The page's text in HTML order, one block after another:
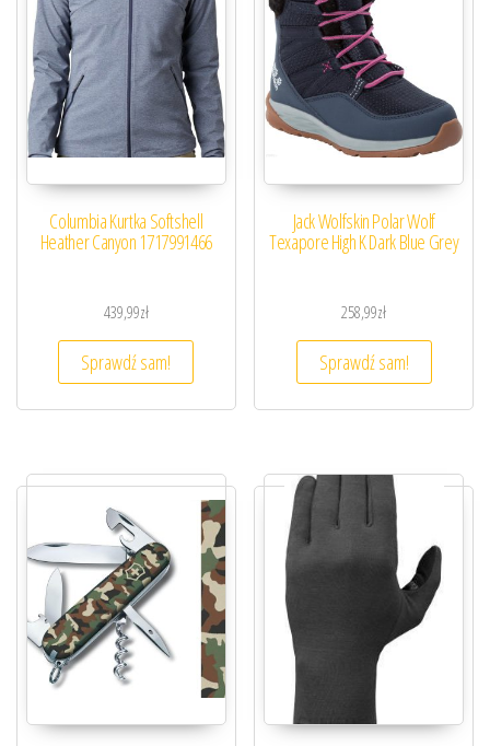
Columbia Kurtka Softshell
Heather Canyon 1717991466
439,99zł
Sprawdź sam!
Jack Wolfskin Polar Wolf
Texapore High K Dark Blue Grey
258,99zł
Sprawdź sam!